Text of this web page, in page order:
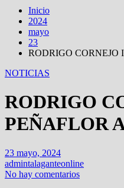
Inicio
2024
mayo
23
RODRIGO CORNEJO
NOTICIAS
RODRIGO
PEÑAFLOR
23 mayo, 2024
admintalaganteonline
No hay comentarios